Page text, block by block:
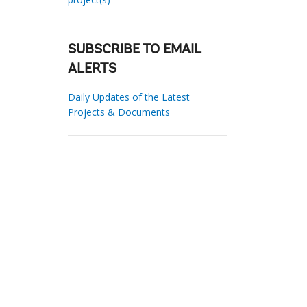
SUBSCRIBE TO EMAIL
ALERTS
Daily Updates of the Latest
Projects & Documents